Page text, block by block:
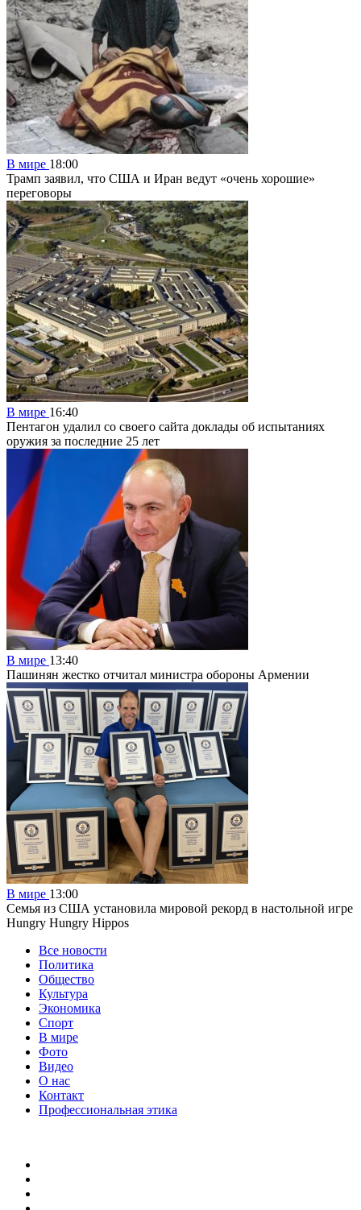
В мире 18:00
Трамп заявил, что США и Иран ведут «очень хорошие»
переговоры
В мире 16:40
Пентагон удалил со своего сайта доклады об испытаниях
оружия за последние 25 лет
В мире 13:40
Пашинян жестко отчитал министра обороны Армении
В мире 13:00
Семья из США установила мировой рекорд в настольной игре
Hungry Hungry Hippos
Все новости
Политика
Общество
Культура
Экономика
Спорт
В мире
Фото
Видео
О нас
Контакт
Профессиональная этика